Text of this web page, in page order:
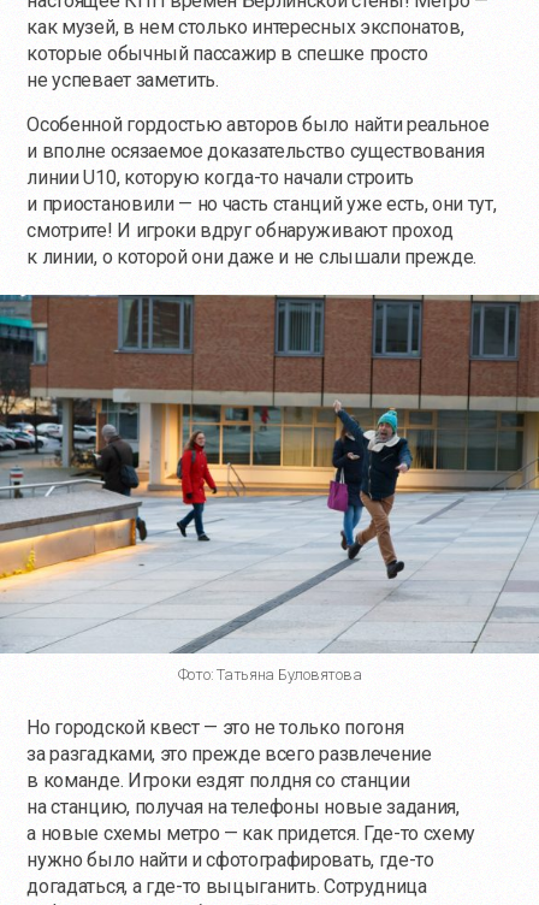
как музей, в нем столько интересных экспонатов,
которые обычный пассажир в спешке просто
не успевает заметить.
Особенной гордостью авторов было найти реальное
и вполне осязаемое доказательство существования
линии U10, которую когда-тоначали строить
и приостановили — но часть станций уже есть, они тут,
смотрите! И игроки вдруг обнаруживают проход
к линии, о которой они даже и не слышали прежде.
Фото: Татьяна Буловятова
Но городской квест — это не только погоня
за разгадками, это прежде всего развлечение
в команде. Игроки ездят полдня со станции
на станцию, получая на телефоны новые задания,
а новые схемы метро — как придется. Где-тосхему
нужно было найти и сфотографировать, где-то
догадаться, а где-то выцыганить. Сотрудница